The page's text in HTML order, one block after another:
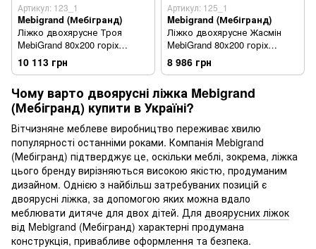
Артикул: 123_1
Mebigrand (Мебігранд)
Ліжко двохярусне Троя
MebiGrand 80x200 горіх
темний
10 113 грн
Артикул: 125_1
Mebigrand (Мебігранд)
Ліжко двохярусне Жасмін
MebiGrand 80x200 горіх
темний
8 986 грн
Чому варто двоярусні ліжка Mebigrand
(Мебігранд) купити в Україні?
Вітчизняне меблеве виробництво переживає хвилю
популярності останніми роками. Компанія Mebigrand
(Мебігранд) підтверджує це, оскільки меблі, зокрема, ліжка
цього бренду вирізняються високою якістю, продуманим
дизайном. Однією з найбільш затребуваних позицій є
двоярусні ліжка, за допомогою яких можна вдало
меблювати дитяче для двох дітей. Для двоярусних ліжок
від Mebigrand (Мебігранд) характерні продумана
конструкція, привабливе оформлення та безпека.